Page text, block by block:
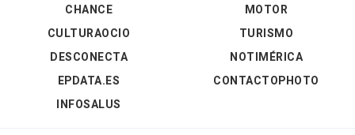
CHANCE
CULTURAOCIO
DESCONECTA
EPDATA.ES
INFOSALUS
MOTOR
TURISMO
NOTIMÉRICA
CONTACTOPHOTO